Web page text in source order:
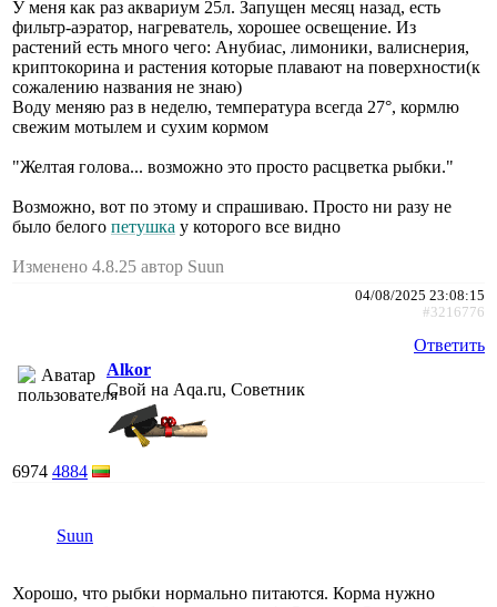
У меня как раз аквариум 25л. Запущен месяц назад, есть
фильтр-аэратор, нагреватель, хорошее освещение. Из
растений есть много чего: Анубиас, лимоники, валиснерия,
криптокорина и растения которые плавают на поверхности(к
сожалению названия не знаю)
Воду меняю раз в неделю, температура всегда 27°, кормлю
свежим мотылем и сухим кормом
"Желтая голова... возможно это просто расцветка рыбки."
Возможно, вот по этому и спрашиваю. Просто ни разу не
было белого петушка у которого все видно
Изменено 4.8.25 автор Suun
04/08/2025 23:08:15
#3216776
Ответить
Alkor
Свой на Aqa.ru, Советник
6974 4884
Suun
Хорошо, что рыбки нормально питаются. Корма нужно